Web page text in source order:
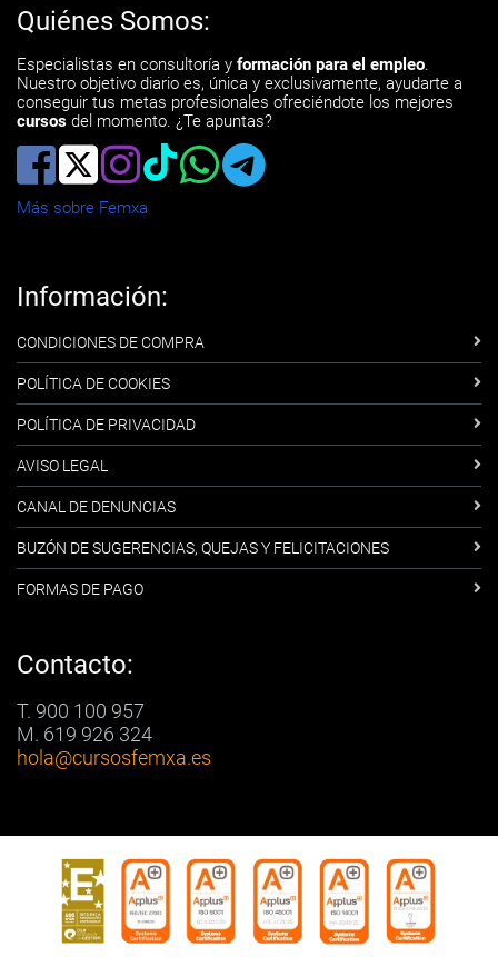
Quiénes Somos:
Especialistas en consultoría y formación para el empleo.
Nuestro objetivo diario es, única y exclusivamente, ayudarte a
conseguir tus metas profesionales ofreciéndote los mejores
cursos del momento. ¿Te apuntas?
Más sobre Femxa
Información:
CONDICIONES DE COMPRA
POLÍTICA DE COOKIES
POLÍTICA DE PRIVACIDAD
AVISO LEGAL
CANAL DE DENUNCIAS
BUZÓN DE SUGERENCIAS, QUEJAS Y FELICITACIONES
FORMAS DE PAGO
Contacto:
T. 900 100 957
M. 619 926 324
hola@cursosfemxa.es